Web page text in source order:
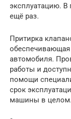
эксплуатацию. В
ещё раз.
Притирка
автомобиля.
работы и
помощи
срок
машины в целом.